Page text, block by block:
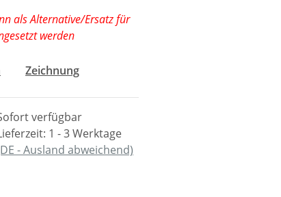
als Alternative/Ersatz für
werden
Zeichnung
verfügbar
1 - 3 Werktage
- Ausland abweichend)